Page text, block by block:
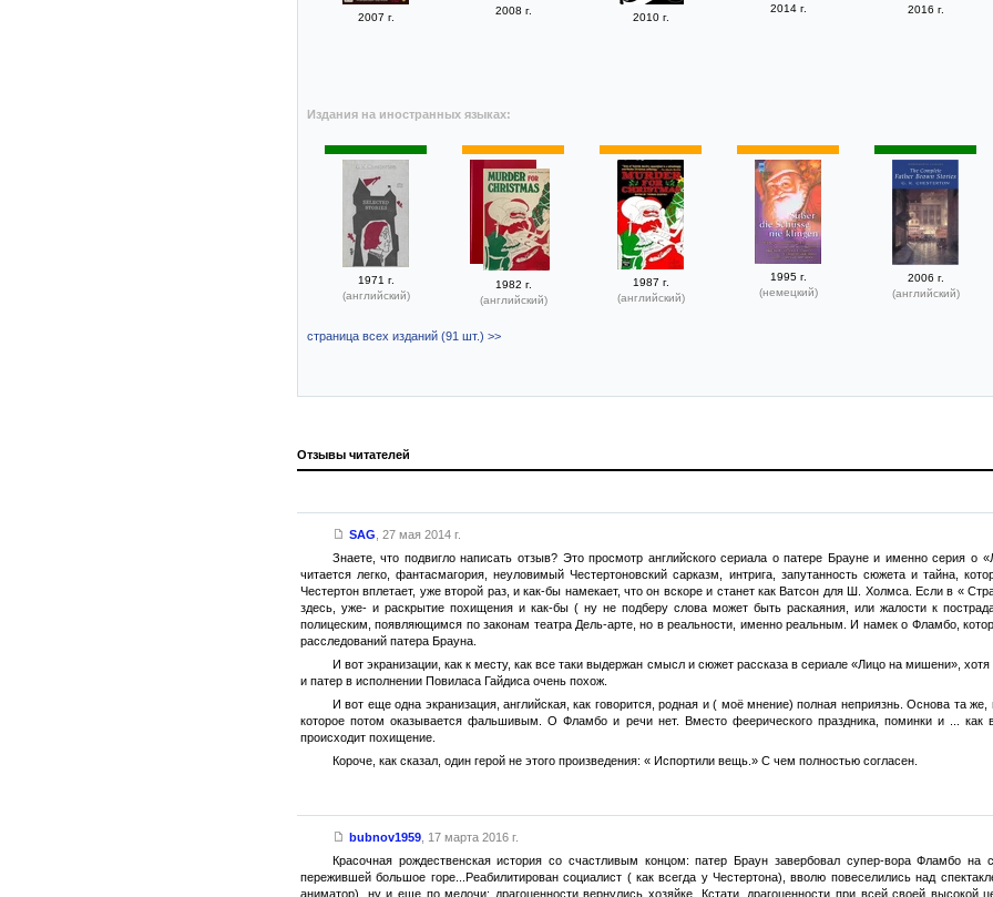
2007 г.
2008 г.
2010 г.
2014 г. 2016 г.
Издания на иностранных языках:
1971 г.
(английский)
1982 г.
(английский)
1987 г.
(английский)
1995 г.
(немецкий)
2006 г.
(английский)
страница всех изданий (91 шт.) >>
Отзывы читателей
SAG 27 мая 2014 г.
Знаете, что подвигло написать отзыв? Это просмотр английского сериала о патере Брауне и именно серия о
читается легко, фантасмагория, неуловимый Честертоновский сарказм, интрига, запутанность сюжета и тайна,
Честертон вплетает, уже второй раз, и как-бы намекает, что он вскоре и станет как Ватсон для Ш. Холмса. Если в «
здесь, уже- и раскрытие похищения и как-бы ( ну не подберу слова может быть раскаяния, или жалости к
полицеским, появляющимся по законам театра Дель-арте, но в реальности, именно реальным. И намек о Фламбо,
расследований патера Брауна.
И вот экранизации, как к месту, как все таки выдержан смысл и сюжет рассказа в сериале «Лицо на мишени»,
и патер в исполнении Повиласа Гайдиса очень похож.
И вот еще одна экранизация, английская, как говорится, родная и ( моё мнение) полная неприязнь. Основа та
которое потом оказывается фальшивым. О Фламбо и речи нет. Вместо феерического праздника, поминки и ... как
происходит похищение.
Короче, как сказал, один герой не этого произведения: « Испортили вещь.» С чем полностью согласен.
bubnov1959, 17 марта 2016 г.
Красочная рождественская история со счастливым концом: патер Браун завербовал супер-вора Фламбо
пережившей большое горе...Реабилитирован социалист ( как всегда у Честертона), вволю повеселились над
аниматор), ну и еще по мелочи: драгоценности вернулись хозяйке. Кстати, драгоценности при всей своей